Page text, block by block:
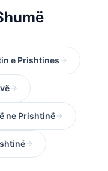
e Prishtines
ne Prishtinë